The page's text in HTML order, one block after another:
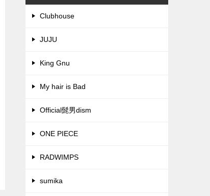
Clubhouse
JUJU
King Gnu
My hair is Bad
Official髭男dism
ONE PIECE
RADWIMPS
sumika